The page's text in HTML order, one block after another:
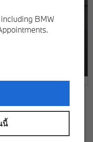
BMW
นี้